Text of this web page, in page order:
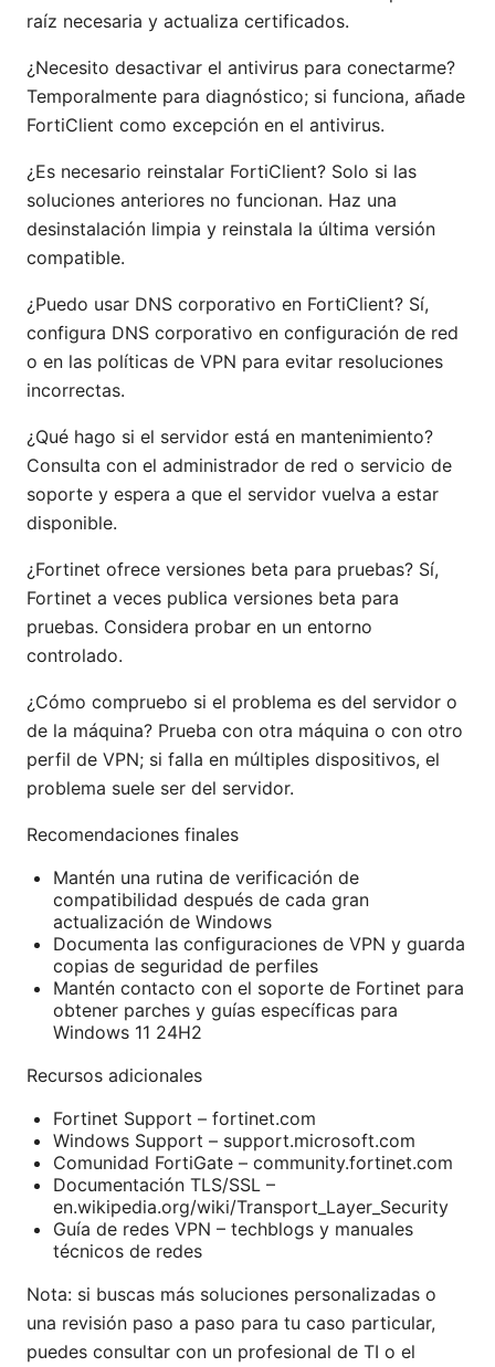
raíz necesaria y actualiza certificados.
¿Necesito desactivar el antivirus para conectarme?
Temporalmente para diagnóstico; si funciona, añade
FortiClient como excepción en el antivirus.
¿Es necesario reinstalar FortiClient? Solo si las
soluciones anteriores no funcionan. Haz una
desinstalación limpia y reinstala la última versión
compatible.
¿Puedo usar DNS corporativo en FortiClient? Sí,
configura DNS corporativo en configuración de red
o en las políticas de VPN para evitar resoluciones
incorrectas.
¿Qué hago si el servidor está en mantenimiento?
Consulta con el administrador de red o servicio de
soporte y espera a que el servidor vuelva a estar
disponible.
¿Fortinet ofrece versiones beta para pruebas? Sí,
Fortinet a veces publica versiones beta para
pruebas. Considera probar en un entorno
controlado.
¿Cómo compruebo si el problema es del servidor o
de la máquina? Prueba con otra máquina o con otro
perfil de VPN; si falla en múltiples dispositivos, el
problema suele ser del servidor.
Recomendaciones finales
Mantén una rutina de verificación de
compatibilidad después de cada gran
actualización de Windows
Documenta las configuraciones de VPN y guarda
copias de seguridad de perfiles
Mantén contacto con el soporte de Fortinet para
obtener parches y guías específicas para
Windows 11 24H2
Recursos adicionales
Fortinet Support – fortinet.com
Windows Support – support.microsoft.com
Comunidad FortiGate – community.fortinet.com
Documentación TLS/SSL –
en.wikipedia.org/wiki/Transport_Layer_Security
Guía de redes VPN – techblogs y manuales
técnicos de redes
Nota: si buscas más soluciones personalizadas o
una revisión paso a paso para tu caso particular,
puedes consultar con un profesional de TI o el